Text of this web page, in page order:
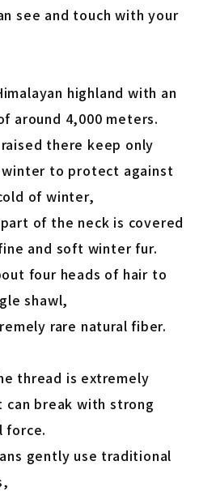
see and touch with your
highland with an
around 4,000 meters.
there keep only
to protect against
of winter,
of the neck is covered
and soft winter fur.
four heads of hair to
shawl,
rare natural fiber.
thread is extremely
break with strong
force.
gently use traditional